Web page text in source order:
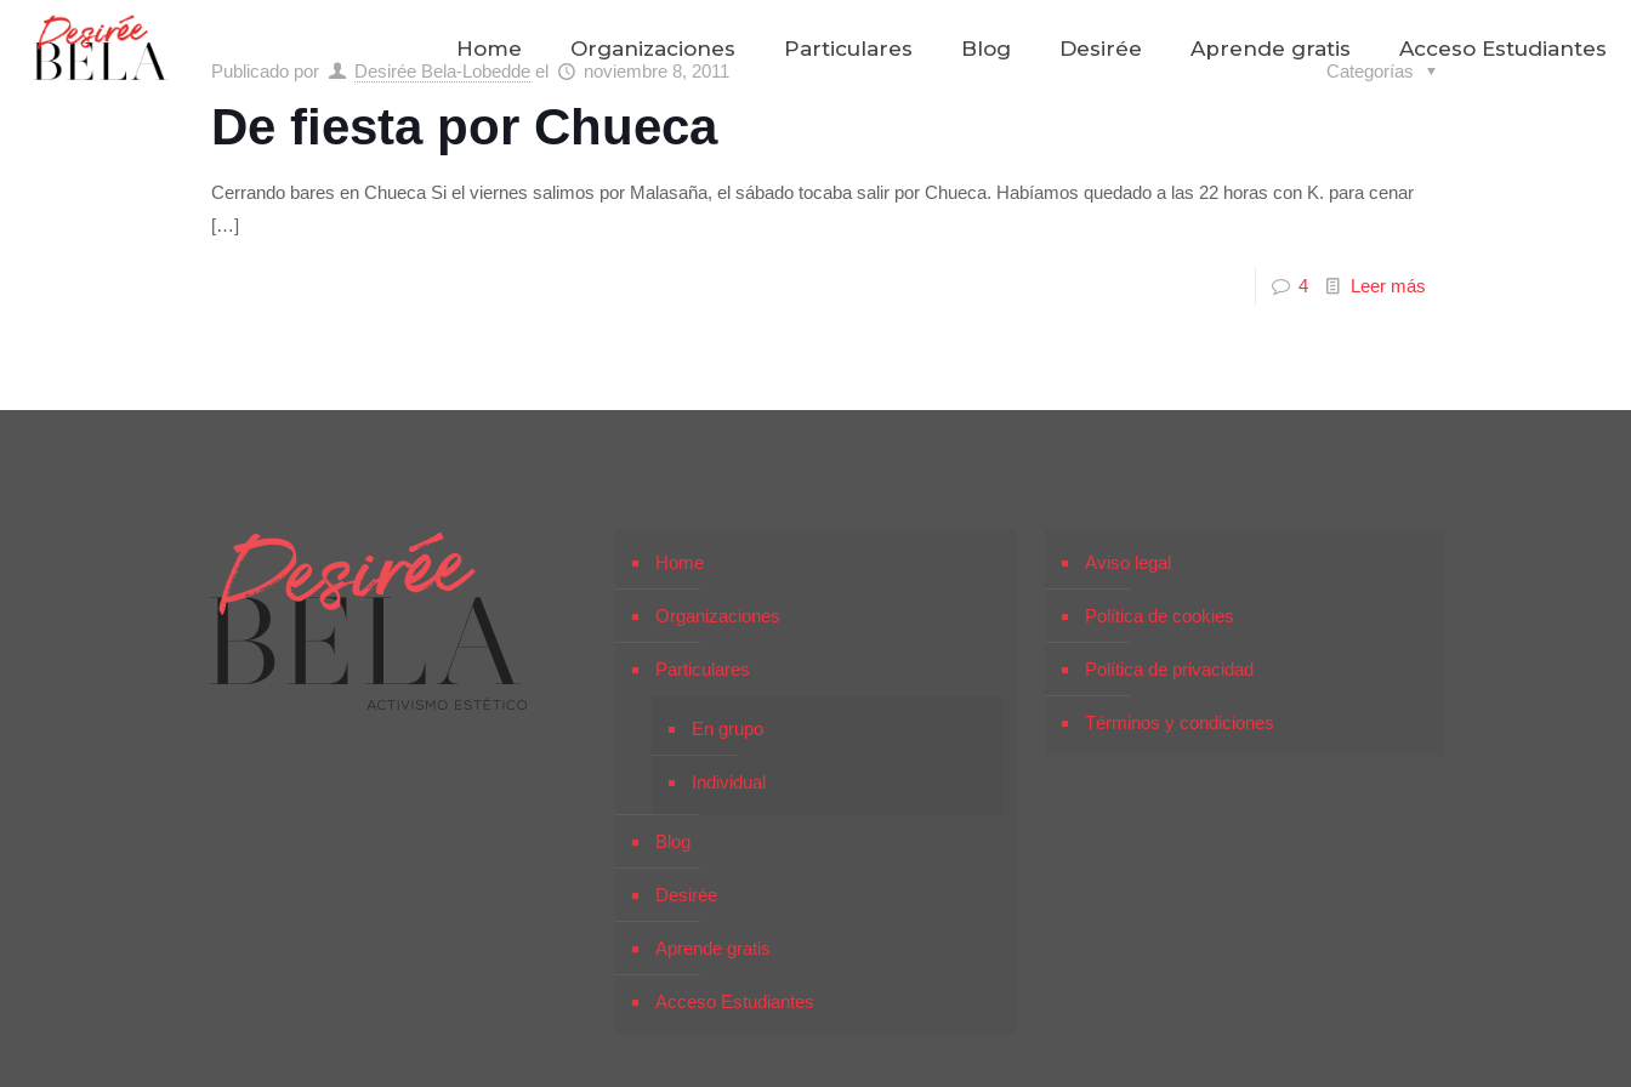
Home Organizaciones Particulares Blog Desirée Aprende gratis Acceso Estudiantes
Publicado por Desirée Bela-Lobedde el noviembre 8, 2011 Categorías
De fiesta por Chueca
Cerrando bares en Chueca Si el viernes salimos por Malasaña, el sábado tocaba salir por Chueca. Habíamos quedado a las 22 horas con K. para cenar
[…]
4 Leer más
Home
Organizaciones
Particulares
En grupo
Individual
Blog
Desirée
Aprende gratis
Acceso Estudiantes
Aviso legal
Política de cookies
Política de privacidad
Términos y condiciones